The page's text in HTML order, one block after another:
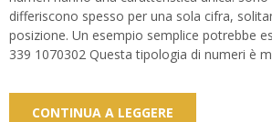
differiscono spesso per una sola cifra,
posizione. Un esempio semplice potrebbe
339 1070302 Questa tipologia di numeri è
CONTINUA A LEGGERE